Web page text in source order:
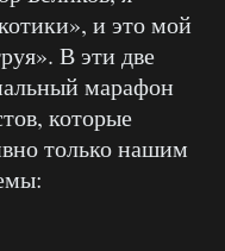
и это мой
В эти две
марафон
которые
только нашим